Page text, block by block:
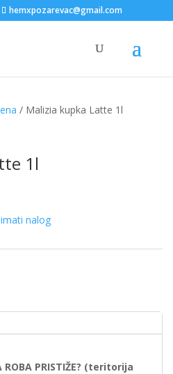
hemxpozarevac@gmail.com
/ Malizia kupka Latte 1l
1l
nalog
ROBA PRISTIŽE? (teritorija